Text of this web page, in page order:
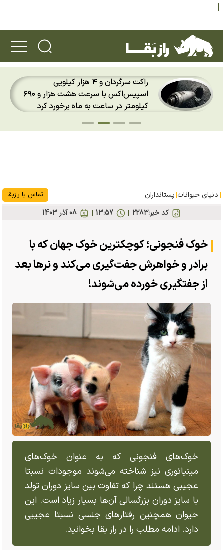
دو ویژگی عجیب خرس پاندا؛ ماجرای
انگشت ششم پاندا چیست؟
دنیای حیوانات پستانداران تماس با رازبقا
کد خبر:۲۲۸۳ 08 آذر 1403 13:57
خوک فنجونی؛ کوچکترین خوک جهان که با
برادر و خواهرش جفت‌گیری می‌کند و نرها بعد
از جفتگیری خورده می‌شوند!
خوک‌های فنجونی که به عنوان خوک‌های
مینیاتوری نیز شناخته می‌شوند موجودات نسبتا
عجیبی هستند چرا که تفاوت بین سایز دوران تولد
با سایز دوران بزرگسالی آن‌ها بسیار زیاد است. این
حیوان همچنین رفتار‌های جنسی نسبتا عجیبی
دارد. ادامه مطلب را در راز بقا بخوانید.